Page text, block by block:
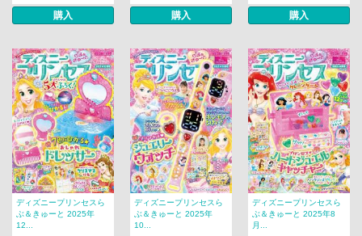
購入 購入 購入
ディズニープリンセスら
ぶ＆きゅーと 2025年
12...
ディズニープリンセスら
ぶ＆きゅーと 2025年
10...
ディズニープリンセスら
ぶ＆きゅーと 2025年8
月...